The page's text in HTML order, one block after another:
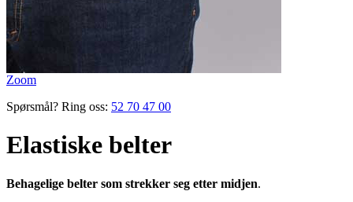
Zoom
Spørsmål? Ring oss: 52 70 47 00
Elastiske belter
Behagelige belter som strekker seg etter midjen.